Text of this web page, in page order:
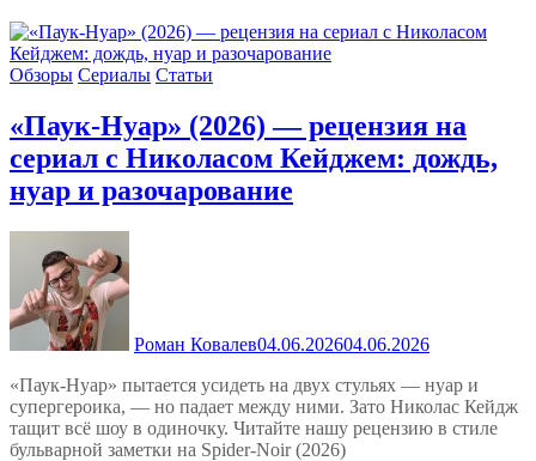
Обзоры Сериалы Статьи
«Паук-Нуар» (2026) — рецензия на
сериал с Николасом Кейджем: дождь,
нуар и разочарование
Роман Ковалев04.06.202604.06.2026
«Паук-Нуар» пытается усидеть на двух стульях — нуар и
супергероика, — но падает между ними. Зато Николас Кейдж
тащит всё шоу в одиночку. Читайте нашу рецензию в стиле
бульварной заметки на Spider-Noir (2026)